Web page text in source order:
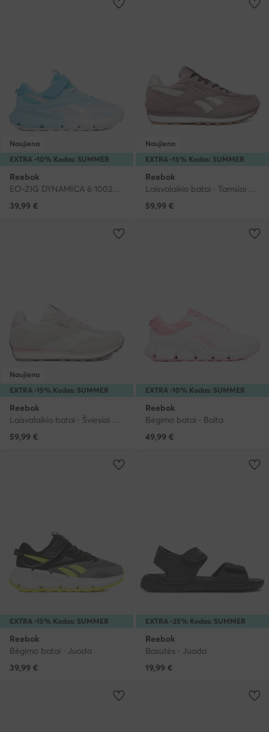
EXTRA -10% Kodas: SUMMER
Naujiena
Reebok
EO-ZIG DYNAMICA 6 100270609 · Bėgimo batai
39,99 €
EXTRA -15% Kodas: SUMMER
Naujiena
Reebok
Laisvalaikio batai · Tamsiai rožinė
59,99 €
EXTRA -15% Kodas: SUMMER
Naujiena
Reebok
Laisvalaikio batai · Šviesiai smėlinė
59,99 €
EXTRA -10% Kodas: SUMMER
Reebok
Bėgimo batai · Balta
49,99 €
EXTRA -15% Kodas: SUMMER
Reebok
Bėgimo batai · Juoda
39,99 €
EXTRA -25% Kodas: SUMMER
Reebok
Basutės · Juoda
19,99 €